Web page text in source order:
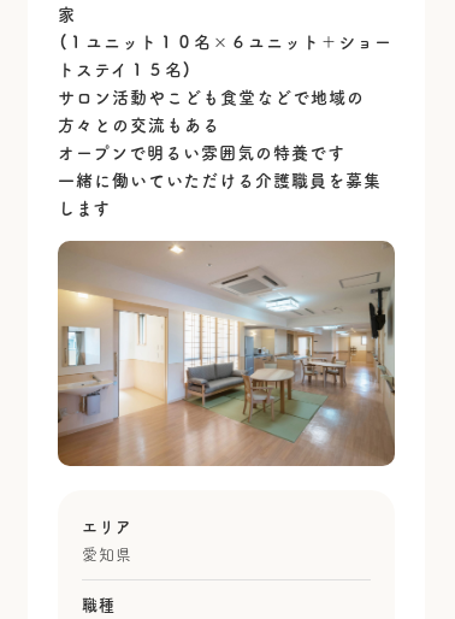
家
（１ユニット１０名×６ユニット＋ショー
トステイ１５名）
サロン活動やこども食堂などで地域の
方々との交流もある
オープンで明るい雰囲気の特養です
一緒に働いていただける介護職員を募集
します
エリア
愛知県
職種